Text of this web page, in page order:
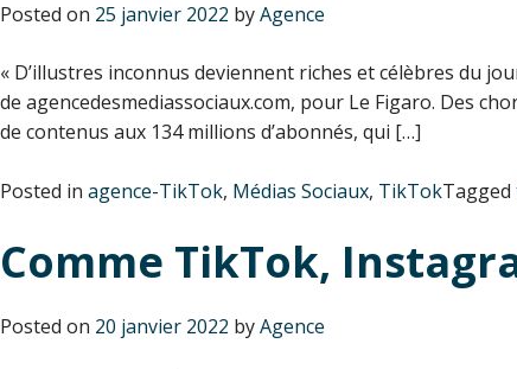
Posted on 25 janvier 2022 byAgence
« D’illustres inconnus deviennent riches et célèbres du
de agencedesmediassociaux.com, pour Le Figaro. Des
de contenus aux 134 millions d’abonnés, qui […]
Posted in agence-TikTok, Médias Sociaux, TikTokTagged
Comme TikTok,
Posted on 20 janvier 2022 byAgence